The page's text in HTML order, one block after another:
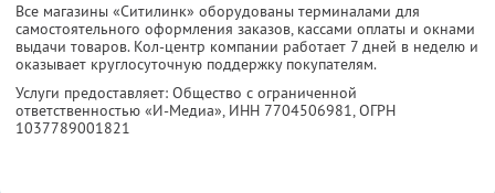
Все магазины «Ситилинк» оборудованы терминалами для
самостоятельного оформления заказов, кассами оплаты и окнами
выдачи товаров. Кол-центр компании работает 7 дней в неделю и
оказывает круглосуточную поддержку покупателям.
Услуги предоставляет: Общество с ограниченной
ответственностью «И-Медиа», ИНН 7704506981, ОГРН
1037789001821